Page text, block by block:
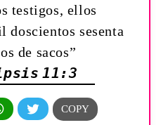
testigos, ellos
sesenta
de sacos”
11:3